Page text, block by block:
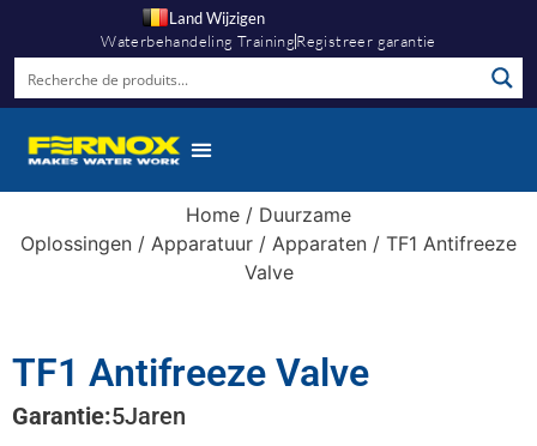
Land Wijzigen
Waterbehandeling TrainingRegistreer garantie
Home / Duurzame
Oplossingen / Apparatuur / Apparaten / TF1 Antifreeze
Valve
TF1 Antifreeze Valve
Garantie:5Jaren